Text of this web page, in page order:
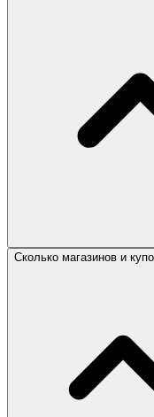
Сколько магазинов и